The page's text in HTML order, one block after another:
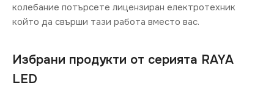
колебание потърсете лицензиран електротехник
който да свърши тази работа вместо вас.
Избрани продукти от серията RAYA
LED